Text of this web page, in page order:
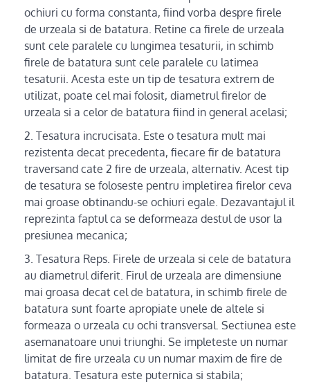
ochiuri cu forma constanta, fiind vorba despre firele
de urzeala si de batatura. Retine ca firele de urzeala
sunt cele paralele cu lungimea tesaturii, in schimb
firele de batatura sunt cele paralele cu latimea
tesaturii. Acesta este un tip de tesatura extrem de
utilizat, poate cel mai folosit, diametrul firelor de
urzeala si a celor de batatura fiind in general acelasi;
Tesatura incrucisata. Este o tesatura mult mai
rezistenta decat precedenta, fiecare fir de batatura
traversand cate 2 fire de urzeala, alternativ. Acest tip
de tesatura se foloseste pentru impletirea firelor ceva
mai groase obtinandu-se ochiuri egale. Dezavantajul il
reprezinta faptul ca se deformeaza destul de usor la
presiunea mecanica;
Tesatura Reps. Firele de urzeala si cele de batatura
au diametrul diferit. Firul de urzeala are dimensiune
mai groasa decat cel de batatura, in schimb firele de
batatura sunt foarte apropiate unele de altele si
formeaza o urzeala cu ochi transversal. Sectiunea este
asemanatoare unui triunghi. Se impleteste un numar
limitat de fire urzeala cu un numar maxim de fire de
batatura. Tesatura este puternica si stabila;